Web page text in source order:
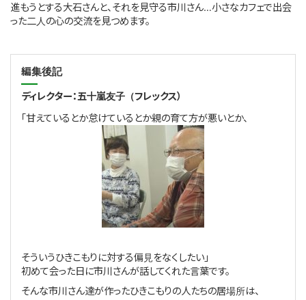
進もうとする大石さんと、それを見守る市川さん…小さなカフェで出会
った二人の心の交流を見つめます。
編集後記
ディレクター：五十嵐友子（フレックス）
「甘えているとか怠けているとか親の育て方が悪いとか、
そういうひきこもりに対する偏見をなくしたい」
初めて会った日に市川さんが話してくれた言葉です。
そんな市川さん達が作ったひきこもりの人たちの居場所は、